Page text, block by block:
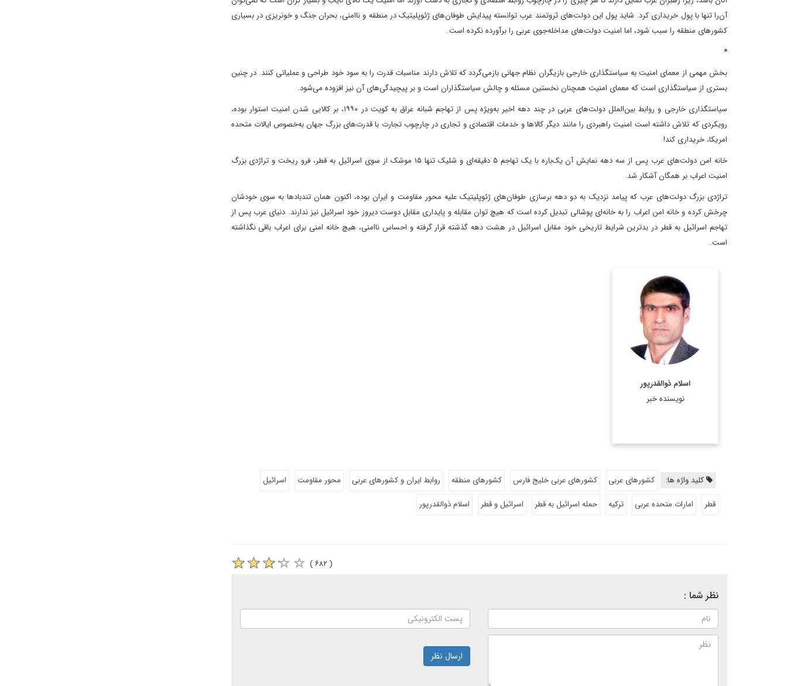
آن‌را تنها با پول خریداری کرد. شاید پول این دولت‌های ثروتمند عرب توانسته پیدایش طوفان‌های ژئوپلیتیک در منطقه و ناامنی، بحران جنگ و خونریزی در بسیاری
کشورهای منطقه را سبب شود، اما امنیت دولت‌های مداخله‌جوی عربی را برآورده نکرده است.
*
بخش مهمی از معمای امنیت به سیاستگذاری خارجی بازیگران نظام جهانی بازمی‌گردد که تلاش دارند مناسبات قدرت را به سود خود طراحی و عملیاتی کنند. در چنین
بستری از سیاستگذاری است که معمای امنیت همچنان نخستین مسئله و چالش سیاستگذاران است و بر پیچیدگی‌های آن نیز افزوده می‌شود.
سیاستگذاری خارجی و روابط بین‌الملل دولت‌های عربی در چند دهه اخیر به‌ویژه پس از تهاجم شبانه عراق به کویت در ۱۹۹۰، بر کالایی شدن امنیت استوار بوده،
رویکردی که تلاش داشته است امنیت راهبردی را مانند دیگر کالاها و خدمات اقتصادی و تجاری در چارچوب تجارت با قدرت‌های بزرگ جهان به‌خصوص ایالات متحده
امریکا، خریداری کند!
خانه امن دولت‌های عرب پس از سه دهه نمایش آن یک‌باره با یک تهاجم ۵ دقیقه‌ای و شلیک تنها ۱۵ موشک از سوی اسرائیل به قطر، فرو ریخت و تراژدی بزرگ
امنیت اعراب بر همگان آشکار شد.
تراژدی بزرگ دولت‌های عرب که پیامد نزدیک به دو دهه برسازی طوفان‌های ژئوپلیتیک علیه محور مقاومت و ایران بوده، اکنون همان تندبادها به سوی خودشان
چرخش کرده و خانه امن اعراب را به خانه‌ای پوشالی تبدیل کرده است که هیچ توان مقابله و پایداری مقابل دوست دیروز خود اسرائیل نیز ندارند. دنیای عرب پس از
تهاجم اسرائیل به قطر در بدترین شرایط تاریخی خود مقابل اسرائیل در هشت دهه گذشته قرار گرفته و احساس ناامنی، هیچ خانه امنی برای اعراب باقی نگذاشته
است.
اسلام ذوالقدرپور
نویسنده خبر
کارشناس ارشد مسائل
سیاسی و بین الملل و
دکترای سیاستگذاری
عمومی
اطلاعات بیشتر
کلید واژه ها: کشورهای عربی کشورهای عربی خلیج فارس کشورهای منطقه روابط ایران و کشورهای عربی محور مقاومت
اسرائیل
قطر
امارات متحده عربی ترکیه حمله اسرائیل به قطر اسرائیل و قطر اسلام ذوالقدرپور
( ۶۸۲ )
نظر شما :
ارسال نظر